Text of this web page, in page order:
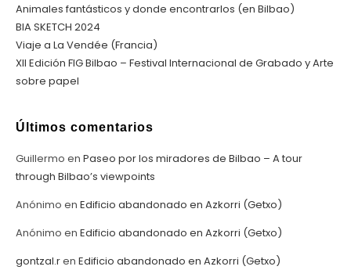
Animales fantásticos y donde encontrarlos (en Bilbao)
BIA SKETCH 2024
Viaje a La Vendée (Francia)
XII Edición FIG Bilbao – Festival Internacional de Grabado y Arte
sobre papel
Últimos comentarios
Guillermo en Paseo por los miradores de Bilbao – A tour
through Bilbao’s viewpoints
Anónimo en Edificio abandonado en Azkorri (Getxo)
Anónimo en Edificio abandonado en Azkorri (Getxo)
gontzal.ren Edificio abandonado en Azkorri (Getxo)